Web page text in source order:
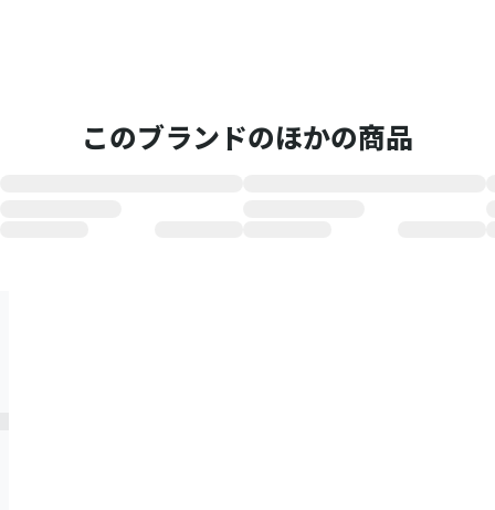
このブランドのほかの商品